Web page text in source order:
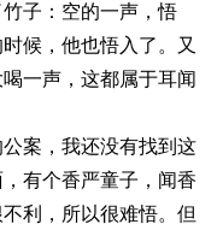
子：空的一声，悟
候，他也悟入了。又
一声，这都属于耳闻
案，我还没有找到这
有个香严童子，闻香
利，所以很难悟。但